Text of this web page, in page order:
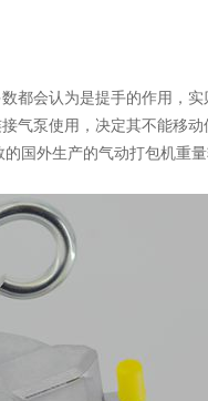
都会认为是提手的作用，
气泵使用，决定其不能移
国外生产的气动打包机重